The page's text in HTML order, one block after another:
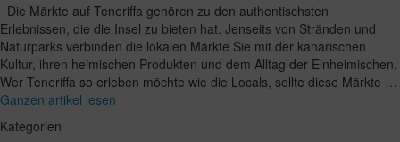
Die Märkte auf Teneriffa gehören zu den authentischsten
Erlebnissen, die die Insel zu bieten hat. Jenseits von Stränden und
Naturparks verbinden die lokalen Märkte Sie mit der kanarischen
Kultur, ihren heimischen Produkten und dem Alltag der Einheimischen.
Wer Teneriffa so erleben möchte wie die Locals, sollte diese Märkte …
Ganzen artikel lesen
Kategorien